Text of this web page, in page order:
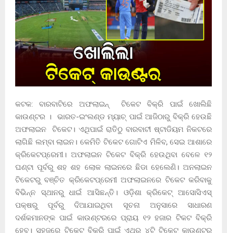
କଟକ: ବାରବାଟିରେ ଅଫଲାଇନ୍ ଟିକେଟ ବିକ୍ରି ପାଇଁ ଖୋଲିଛି
କାଉଣ୍ଟର । ଭାରତ-ଇଂଲଣ୍ଡ ମ୍ୟାଚ୍ ପାଇଁ ଆଜିଠାରୁ ବିକ୍ରି ହେଉଛି
ଅଫଲାଇନ ଟିକେଟ। ଏଥିପାଇଁ ରାତିଠୁ ବାରବାଟୀ ଷ୍ଟାଡିୟମ ନିକଟରେ
ଲାଗିଛି ଲମ୍ବା ଲାଇନ। କେମିତି ଟିକେଟ ଗୋଟିଏ ମିଳିବ, ସେଇ ଆଶାରେ
କ୍ରିକେଟପ୍ରେମୀ। ଅଫଲାଇନ ଟିକେଟ ବିକ୍ରି ହେଉଥିବା ବେଳେ ୧୨
ଘଣ୍ଟା ପୂର୍ବରୁ ଶହ ଶହ ଲୋକ ଲାଇନରେ ଛିଡା ହେଲେଣି। ଅନଲାଇନ
ଟିକେଟରୁ ବଞ୍ଚିତ କ୍ରିକେଟପ୍ରେମୀ ଅଫଲାଇନରେ ଟିକେଟ କରିବାକୁ
ବିଭିନ୍ନ ସ୍ଥାନରୁ ଧାଇଁ ଆସିଛନ୍ତି। ଓଡ଼ିଶା କ୍ରିକେଟ୍‌ ଆସୋସିଏସ୍‌
ପକ୍ଷରୁ ପୂର୍ବରୁ ଦିଆଯାଇଥିବା ସୂଚନା ଅନୁସାରେ ସାଧାରଣ
ଦର୍ଶକମାନଙ୍କ ପାଇଁ କାଉଣ୍ଟରରେ ପ୍ରାୟ ୧୨ ହଜାର ଟିକଟ ବିକ୍ରି
ହେବ। ସହଜରେ ଟିକେଟ ବିକ୍ରି ପାଇଁ ଏଥର ୪ଟି ଟିକେଟ୍‌ କାଉଣ୍ଟର